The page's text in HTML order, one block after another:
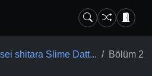
shitara Slime Datt... Bölüm 2